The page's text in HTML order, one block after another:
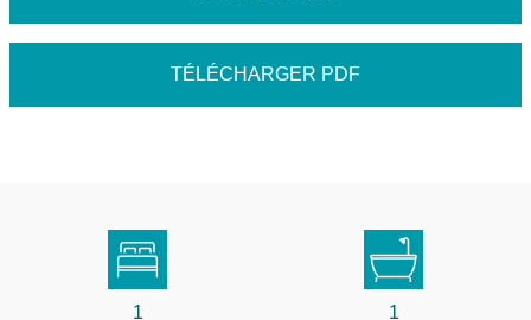
TÉLÉCHARGER PDF
1 1